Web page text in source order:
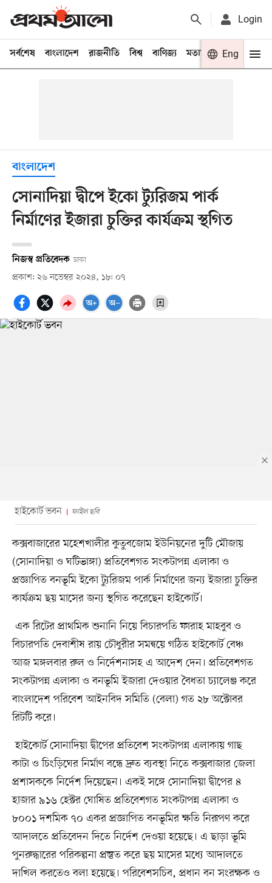
Login
সর্বশেষ বাংলাদেশ রাজনীতি বিশ্ব বাণিজ্য মতামত খেলা
Eng
বাংলাদেশ
সোনাদিয়া দ্বীপে ইকো ট্যুরিজম পার্ক
নির্মাণের ইজারা চুক্তির কার্যক্রম স্থগিত
নিজস্ব প্রতিবেদক ঢাকা
প্রকাশ: ২৬ নভেম্বর ২০২৪, ১৮: ০৭
হাইকোর্ট ভবন ফাইল ছবি
কক্সবাজারের মহেশখালীর কুতুবজোম ইউনিয়নের দুটি মৌজায়
(সোনাদিয়া ও ঘটিভাঙ্গা) প্রতিবেশগত সংকটাপন্ন এলাকা ও
প্রজ্ঞাপিত বনভূমি ইকো ট্যুরিজম পার্ক নির্মাণের জন্য ইজারা চুক্তির
কার্যক্রম ছয় মাসের জন্য স্থগিত করেছেন হাইকোর্ট।
এক রিটের প্রাথমিক শুনানি নিয়ে বিচারপতি ফারাহ মাহবুব ও
বিচারপতি দেবাশীষ রায় চৌধুরীর সমন্বয়ে গঠিত হাইকোর্ট বেঞ্চ
আজ মঙ্গলবার রুল ও নির্দেশনাসহ এ আদেশ দেন। প্রতিবেশগত
সংকটাপন্ন এলাকা ও বনভূমি ইজারা দেওয়ার বৈধতা চ্যালেঞ্জ করে
বাংলাদেশ পরিবেশ আইনবিদ সমিতি (বেলা) গত ২৮ অক্টোবর
রিটটি করে।
হাইকোর্ট সোনাদিয়া দ্বীপের প্রতিবেশ সংকটাপন্ন এলাকায় গাছ
কাটা ও চিংড়িঘের নির্মাণ বন্ধে দ্রুত ব্যবস্থা নিতে কক্সবাজার জেলা
প্রশাসককে নির্দেশ দিয়েছেন। একই সঙ্গে সোনাদিয়া দ্বীপের ৪
হাজার ৯১৬ হেক্টর ঘোষিত প্রতিবেশগত সংকটাপন্ন এলাকা ও
৮০০১ দশমিক ৭০ একর প্রজ্ঞাপিত বনভূমির ক্ষতি নিরূপণ করে
আদালতে প্রতিবেদন দিতে নির্দেশ দেওয়া হয়েছে। এ ছাড়া ভূমি
পুনরুদ্ধারের পরিকল্পনা প্রস্তুত করে ছয় মাসের মধ্যে আদালতে
দাখিল করতেও বলা হয়েছে। পরিবেশসচিব, প্রধান বন সংরক্ষক ও